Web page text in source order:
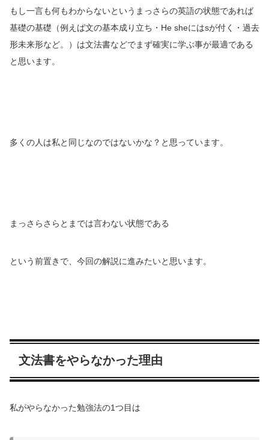
もし一言も何もわからないというまっさらの英語の状態であれば
基礎の基礎（例えば文の基本成り立ち・He sheにはsが付く・過去
形未来形など。）は文法書などでまず確実に学ぶ事が最適である
と思います。
多くの人は私と同じなのではないかな？と思っています。
まっさらさらとまでは言わない状態である
という前置きで、今回の解説に進みたいと思います。
文法書をやらなかった理由
私がやらなかった勉強法の1つ目は